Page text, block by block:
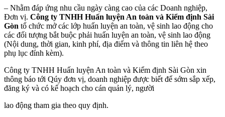
– Nhằm đáp ứng nhu cầu ngày càng cao của các Doanh nghiệp,
Đơn vị. Công ty TNHHHuấn luyện An toàn và Kiểm định Sài
Gòn tổ chức mở các lớp huấn luyện an toàn, vệ sinh lao động cho
các đối tượng bắt buộc phải huấn luyện an toàn, vệ sinh lao động
(Nội dung, thời gian, kinh phí, địa điểm và thông tin liên hệ theo
phụ lục đính kèm).
Công ty TNHH Huấn luyện An toàn và Kiểm định Sài Gòn xin
thông báo tới Qúy đơn vị, doanh nghiệp được biết để sớm sắp xếp,
đăng ký và có kế hoạch cho cán quản lý, người
lao động tham gia theo quy định.